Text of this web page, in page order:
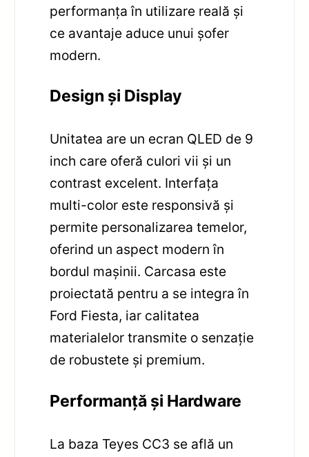
performanța în utilizare reală și
ce avantaje aduce unui șofer
modern.
Design și Display
Unitatea are un ecran QLED de 9
inch care oferă culori vii și un
contrast excelent. Interfața
multi-color este responsivă și
permite personalizarea temelor,
oferind un aspect modern în
bordul mașinii. Carcasa este
proiectată pentru a se integra în
Ford Fiesta, iar calitatea
materialelor transmite o senzație
de robustete și premium.
Performanță și Hardware
La baza Teyes CC3 se află un